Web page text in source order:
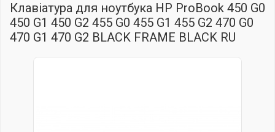
Клавіатура для ноутбука HP ProBook 450 G0
450 G1 450 G2 455 G0 455 G1 455 G2 470 G0
470 G1 470 G2 BLACK FRAME BLACK RU